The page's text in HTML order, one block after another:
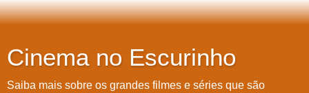
Cinema no Escurinho
Saiba mais sobre os grandes filmes e séries que são